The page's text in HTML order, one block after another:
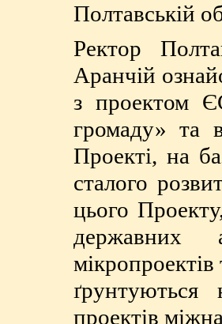
Полтавській
Ректор
Аранчій
з проектом
громаду» та
Проекті, на
сталого
цього
державних
ґрунтуються
проектів